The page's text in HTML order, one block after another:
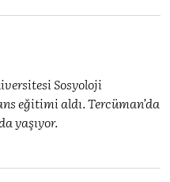
Sosyoloji
eğitimi aldı. Tercüman’da
yaşıyor.